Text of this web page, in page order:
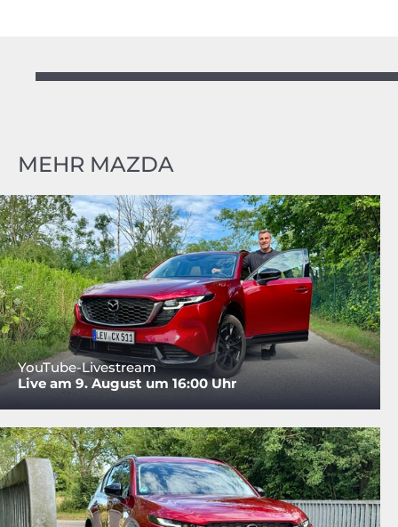
MEHR MAZDA
YouTube-Livestream
Live am 9. August um 16:00 Uhr